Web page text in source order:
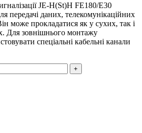
JE-H(St)H FE180/E30
передачі даних, телекомунікаційних
може прокладатися як у сухих, так і
Для зовнішнього монтажу
спеціальні кабельні канали
+